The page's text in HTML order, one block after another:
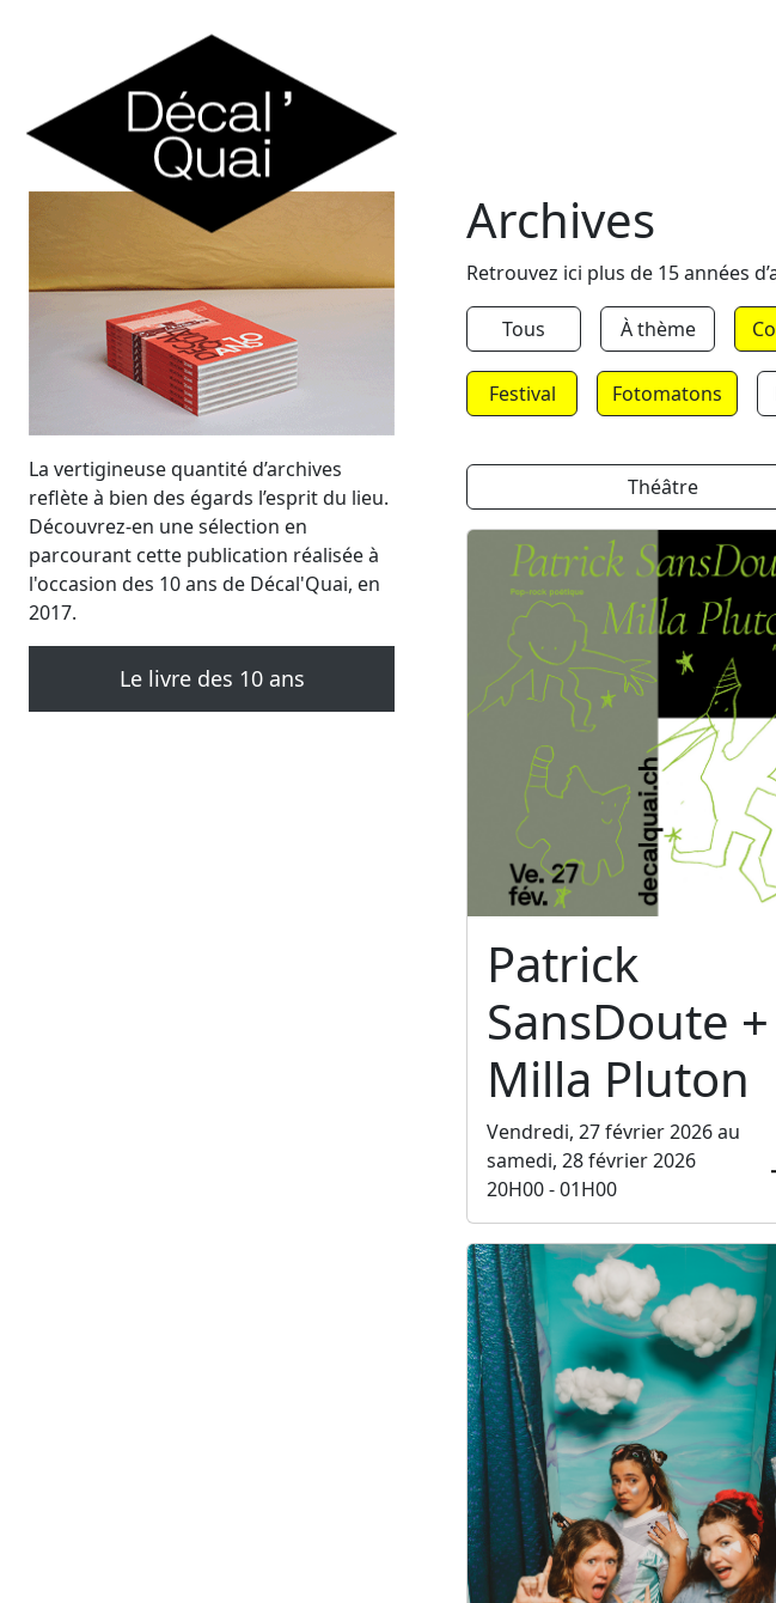
La vertigineuse quantité d’archives
reflète à bien des égards l’esprit du lieu.
Découvrez-en une sélection en
parcourant cette publication réalisée à
l'occasion des 10 ans de Décal'Quai, en
2017.
Le livre des 10 ans
Archives
Retrouvez ici plus de 15 années
Tous À thème
Festival Fotomatons
Théâtre
Patrick
SansDoute +
Milla Pluton
Vendredi, 27 février 2026 au
samedi, 28 février 2026
20H00 - 01H00